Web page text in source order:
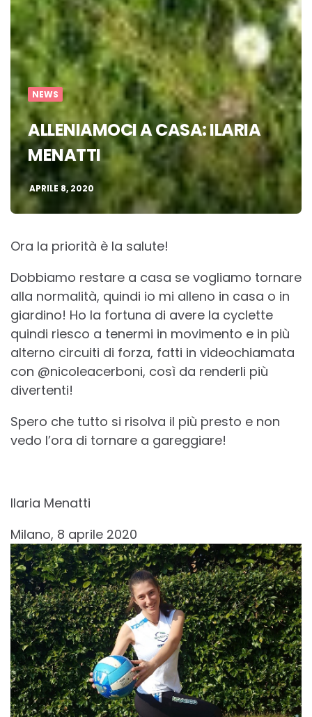
NEWS
ALLENIAMOCI A CASA: ILARIA
MENATTI
APRILE 8, 2020
Ora la priorità è la salute!
Dobbiamo restare a casa se vogliamo tornare
alla normalità, quindi io mi alleno in casa o in
giardino! Ho la fortuna di avere la cyclette
quindi riesco a tenermi in movimento e in più
alterno circuiti di forza, fatti in videochiamata
con @nicoleacerboni, così da renderli più
divertenti!
Spero che tutto si risolva il più presto e non
vedo l’ora di tornare a gareggiare!
Ilaria Menatti
Milano, 8 aprile 2020